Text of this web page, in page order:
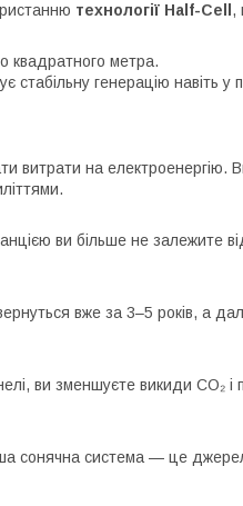
технології Half-Cell ,
квадратного метра.
стабільну генерацію навіть у
витрати на електроенергію.
ви більше не залежите
вже за 3–5 років, а
ви зменшуєте викиди CO₂ і
сонячна система — це